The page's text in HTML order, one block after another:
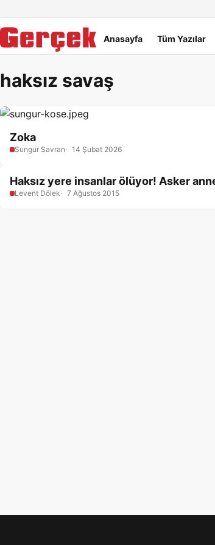
Ana menü
Anasayfa Tüm Yazılar
haksız savaş
Zoka
Sungur Savran 14 Şubat 2026
Haksız yere insanlar ölüyor! Asker
Levent Dölek 7 Ağustos 2015